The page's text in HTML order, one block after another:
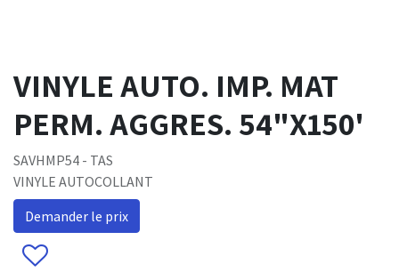
VINYLE AUTO. IMP. MAT
PERM. AGGRES. 54"X150'
SAVHMP54 - TAS
VINYLE AUTOCOLLANT
Demander le prix